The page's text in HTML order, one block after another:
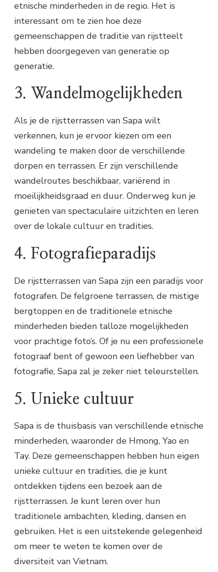
etnische minderheden in de regio. Het is
interessant om te zien hoe deze
gemeenschappen de traditie van rijstteelt
hebben doorgegeven van generatie op
generatie.
3. Wandelmogelijkheden
Als je de rijstterrassen van Sapa wilt
verkennen, kun je ervoor kiezen om een ​​
wandeling te maken door de verschillende
dorpen en terrassen. Er zijn verschillende
wandelroutes beschikbaar, variërend in
moeilijkheidsgraad en duur. Onderweg kun je
genieten van spectaculaire uitzichten en leren
over de lokale cultuur en tradities.
4. Fotografieparadijs
De rijstterrassen van Sapa zijn een paradijs voor
fotografen. De felgroene terrassen, de mistige
bergtoppen en de traditionele etnische
minderheden bieden talloze mogelijkheden
voor prachtige foto’s. Of je nu een professionele
fotograaf bent of gewoon een liefhebber van
fotografie, Sapa zal je zeker niet teleurstellen.
5. Unieke cultuur
Sapa is de thuisbasis van verschillende etnische
minderheden, waaronder de Hmong, Yao en
Tay. Deze gemeenschappen hebben hun eigen
unieke cultuur en tradities, die je kunt
ontdekken tijdens een bezoek aan de
rijstterrassen. Je kunt leren over hun
traditionele ambachten, kleding, dansen en
gebruiken. Het is een uitstekende gelegenheid
om meer te weten te komen over de
diversiteit van Vietnam.